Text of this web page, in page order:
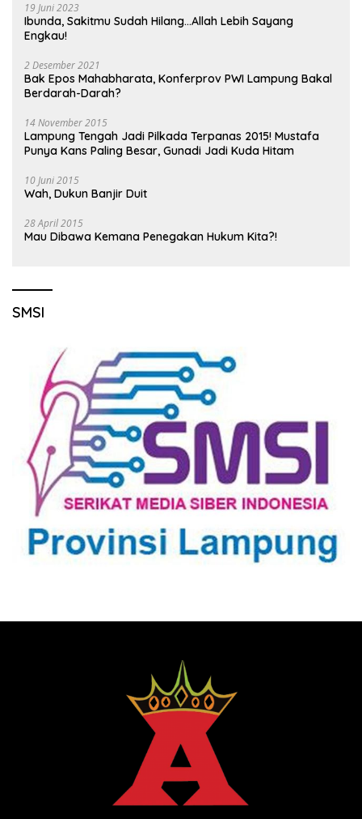
19 Juni 2023
Ibunda, Sakitmu Sudah Hilang…Allah Lebih Sayang
Engkau!
2 Desember 2021
Bak Epos Mahabharata, Konferprov PWI Lampung Bakal
Berdarah-Darah?
14 November 2015
Lampung Tengah Jadi Pilkada Terpanas 2015! Mustafa
Punya Kans Paling Besar, Gunadi Jadi Kuda Hitam
10 Juni 2015
Wah, Dukun Banjir Duit
28 April 2015
Mau Dibawa Kemana Penegakan Hukum Kita?!
SMSI